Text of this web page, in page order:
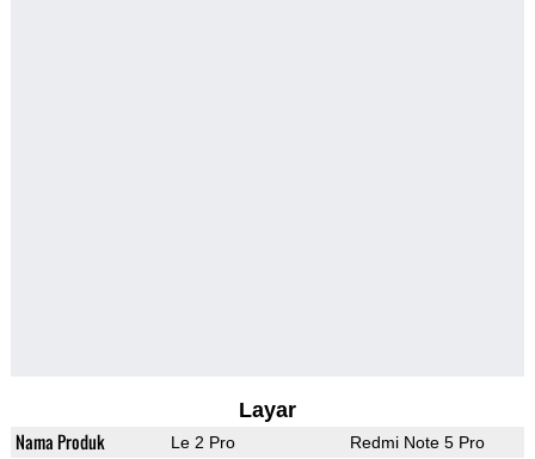
Layar
Nama Produk Le 2 Pro Redmi Note 5 Pro